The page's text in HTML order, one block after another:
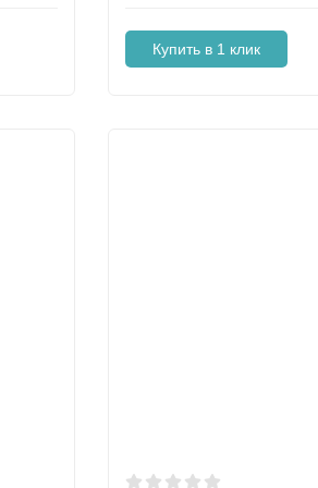
Купить в 1 клик